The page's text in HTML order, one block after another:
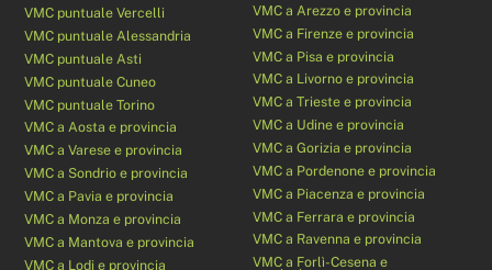
VMC puntuale Vercelli
VMC puntuale Alessandria
VMC puntuale Asti
VMC puntuale Cuneo
VMC puntuale Torino
VMC a Aosta e provincia
VMC a Varese e provincia
VMC a Sondrio e provincia
VMC a Pavia e provincia
VMC a Monza e provincia
VMC a Mantova e provincia
VMC a Lodi e provincia
VMC a Arezzo e provincia
VMC a Firenze e provincia
VMC a Pisa e provincia
VMC a Livorno e provincia
VMC a Trieste e provincia
VMC a Udine e provincia
VMC a Gorizia e provincia
VMC a Pordenone e provincia
VMC a Piacenza e provincia
VMC a Ferrara e provincia
VMC a Ravenna e provincia
VMC a Forlì-Cesena e